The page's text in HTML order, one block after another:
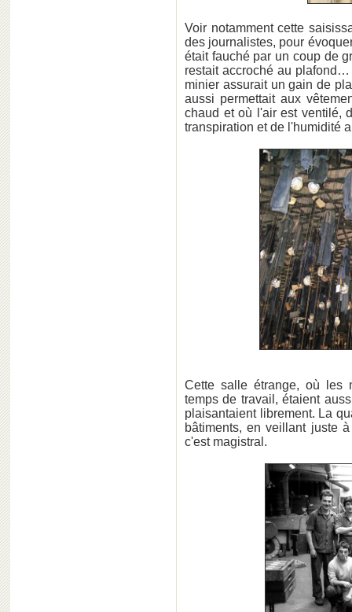
Voir notamment cette
des journalistes, pour
était fauché par un coup de
restait accroché au
minier assurait un gain de
aussi permettait aux
chaud et où l'air est ventilé,
transpiration et de l'humidité
Cette salle étrange, où les
temps de travail, étaient
plaisantaient librement. La
bâtiments, en veillant juste
c'est magistral.